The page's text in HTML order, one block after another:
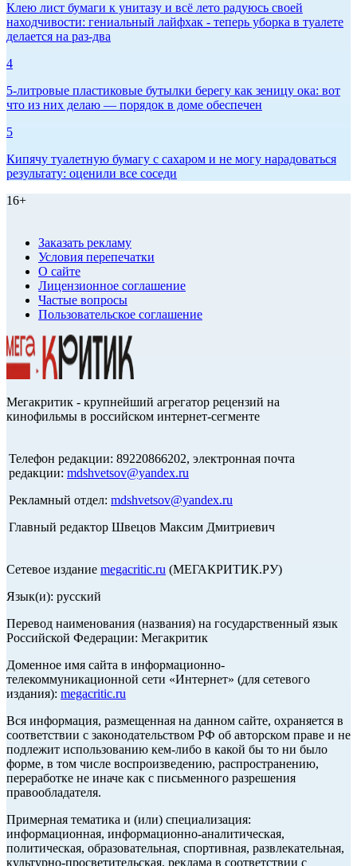
Клею лист бумаги к унитазу и всё лето радуюсь своей
находчивости: гениальный лайфхак - теперь уборка в туалете
делается на раз-два
4
5-литровые пластиковые бутылки берегу как зеницу ока: вот
что из них делаю — порядок в доме обеспечен
5
Кипячу туалетную бумагу с сахаром и не могу нарадоваться
результату: оценили все соседи
16+
Заказать рекламу
Условия перепечатки
О сайте
Лицензионное соглашение
Частые вопросы
Пользовательское соглашение
Мегакритик - крупнейший агрегатор рецензий на
кинофильмы в российском интернет-сегменте
Телефон редакции: 89220866202, электронная почта
редакции: mdshvetsov@yandex.ru
Рекламный отдел: mdshvetsov@yandex.ru
Главный редактор Швецов Максим Дмитриевич
Сетевое издание megacritic.ru (МЕГАКРИТИК.РУ)
Язык(и): русский
Перевод наименования (названия) на государственный язык
Российской Федерации: Мегакритик
Доменное имя сайта в информационно-
телекоммуникационной сети «Интернет» (для сетевого
издания): megacritic.ru
Вся информация, размещенная на данном сайте, охраняется в
соответствии с законодательством РФ об авторском праве и не
подлежит использованию кем-либо в какой бы то ни было
форме, в том числе воспроизведению, распространению,
переработке не иначе как с письменного разрешения
правообладателя.
Примерная тематика и (или) специализация:
информационная, информационно-аналитическая,
политическая, образовательная, спортивная, развлекательная,
культурно-просветительская, реклама в соответствии с